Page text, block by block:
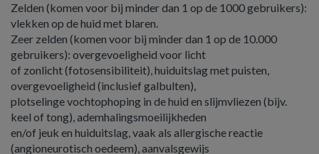
Zelden (komen voor bij minder dan 1 op de 1000 gebruikers):
vlekken op de huid met blaren.
Zeer zelden (komen voor bij minder dan 1 op de 10.000
gebruikers): overgevoeligheid voor licht
of zonlicht (fotosensibiliteit), huiduitslag met puisten,
overgevoeligheid (inclusief galbulten),
plotselinge vochtophoping in de huid en slijmvliezen (bijv.
keel of tong), ademhalingsmoeilijkheden
en/of jeuk en huiduitslag, vaak als allergische reactie
(angioneurotisch oedeem), aanvalsgewijs